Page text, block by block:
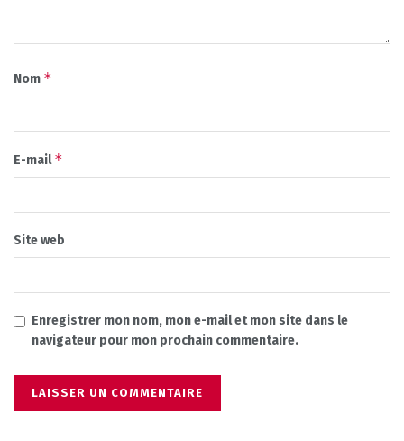
Nom *
E-mail*
Site web
Enregistrer mon nom, mon e-mail et mon site dans le
navigateur pour mon prochain commentaire.